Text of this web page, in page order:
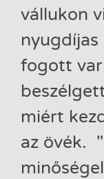
vállukon
nyugdíjas
fogott
miért
az övék.